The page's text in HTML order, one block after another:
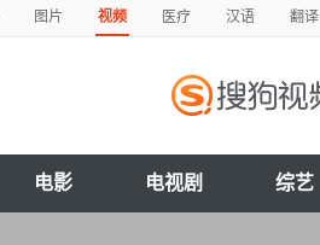
图片 视频 医疗 汉语 翻译
电影 电视剧 综艺